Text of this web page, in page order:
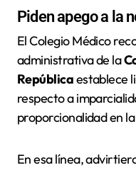
Piden apego a la
El Colegio Médico
administrativa de la
Repúblicaestablece
respecto a
proporcionalidad en
En esa línea,